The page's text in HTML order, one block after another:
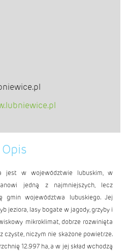
Opis
jest w województwie lubuskim, w
jedną z najmniejszych, lecz
gmin województwa lubuskiego. Jej
jeziora, lasy bogate w jagody, grzyby i
mikroklimat, dobrze rozwinięta
czyste, niczym nie skażone powietrze.
12.997 ha, a w jej skład wchodzą